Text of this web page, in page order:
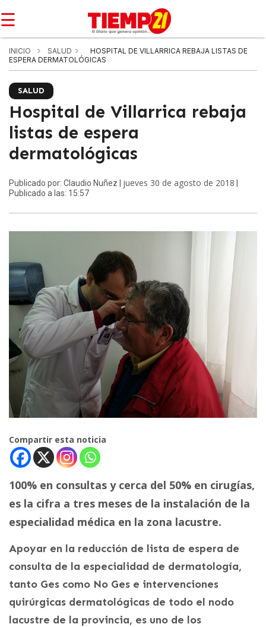
☰
INICIO SALUD
HOSPITAL DE VILLARRICA REBAJA LISTAS DE
ESPERA DERMATOLÓGICAS
SALUD
Hospital de Villarrica rebaja
listas de espera
dermatológicas
Publicado por: Claudio Nuñez | jueves 30 de agosto de 2018
Publicado a las: 15:57
Compartir esta noticia
100% en consultas y cerca del 50% en cirugías,
es la cifra a tres meses de la instalación de la
especialidad médica en la zona lacustre.
Apoyar en la reducción de lista de espera de
consulta de la especialidad de dermatología,
tanto Ges como No Ges e intervenciones
quirúrgicas dermatológicas de todo el nodo
lacustre de la provincia, es uno de los